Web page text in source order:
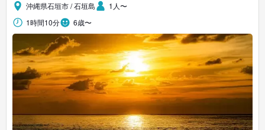
沖縄県石垣市 / 石垣島
1人〜
1時間10分
6歳〜